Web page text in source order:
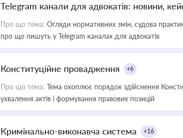
Telegram канали для адвокатів: новини,
Про що тема: Огляди нормативних змін, судова
про що пишуть у Telegram каналах для адвокатів
Конституційне провадження +6
Про що тема: Тема охоплює порядок здійснення
ухвалення актів і формування правових позицій
Кримінально-виконавча система +16